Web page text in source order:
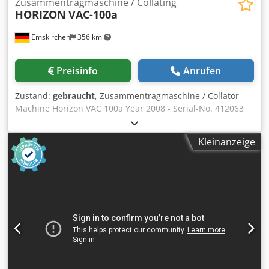
Emskirchen 356 km
HORIZON VAC-100a
Preisinfo Anrufen
Zustand: gebraucht, Zusammentragmaschine / Collator
Machine Horizon VAC 100a Year 2008 - Serial-No. 412063
10 Stationen Zusammentragmaschine 10 Stations Collating
Machine Format / Size min. 120 x 148mm - max. 350 x
500mm Papiergrammatur / Paper weight 40-250g/sqm
Dodpev Hruuefx Acaokr Ladekapazität / Loading capacity
55mm each Station Panel Operation and Controls Stau /
Emskirchen/Nürnberg - Available Immediately - Can be
test
Kleinanzeige